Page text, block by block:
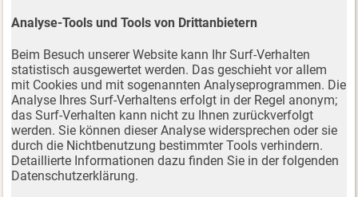
Analyse-Tools und Tools von Drittanbietern
Beim Besuch unserer Website kann Ihr Surf-Verhalten
statistisch ausgewertet werden. Das geschieht vor allem
mit Cookies und mit sogenannten Analyseprogrammen. Die
Analyse Ihres Surf-Verhaltens erfolgt in der Regel anonym;
das Surf-Verhalten kann nicht zu Ihnen zurückverfolgt
werden. Sie können dieser Analyse widersprechen oder sie
durch die Nichtbenutzung bestimmter Tools verhindern.
Detaillierte Informationen dazu finden Sie in der folgenden
Datenschutzerklärung.